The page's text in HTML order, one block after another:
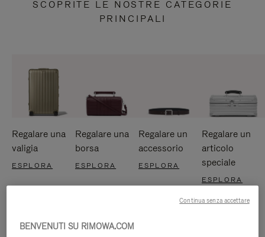
SCOPRITE LE NOSTRE CATEGORIE
PRINCIPALI
Regalare una
valigia
ESPLORA
Regalare una
borsa
ESPLORA
Regalare un
accessorio
ESPLORA
Regalare un
articolo
speciale
ESPLORA
BENVENUTI SU RIMOWA.COM
Continua senza accettare